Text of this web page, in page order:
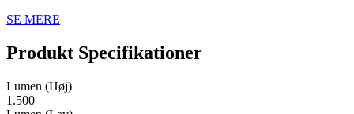
SE MERE
Produkt Specifikationer
Lumen (Høj)
1.500